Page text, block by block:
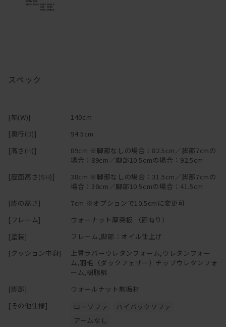
スペック
[幅(W)]
140cm
[奥行(D)]
94.5cm
[高さ(H)]
89cm ※脚部なしの場合：82.5cm／脚部7cmの
場合：89cm／脚部10.5cmの場合：92.5cm
[座面高さ(SH)]
38cm ※脚部なしの場合：31.5cm／脚部7cmの
場合：38cm／脚部10.5cmの場合：41.5cm
[脚の高さ]
7cm ※オプションで10.5cmに変更可
[フレーム]
ウォーナット厚突板 （節有り）
[塗装]
フレーム,脚部：オイル仕上げ
[クッション中身]
上質ラバーウレタンフォーム,ウレタンフォー
ム,羽毛（ダックフェザー）チップウレタンフォ
ーム,樹脂綿
[脚部]
ウォールナット無垢材
[その他仕様]
ローソファ
ハイバックソファ
アームなし